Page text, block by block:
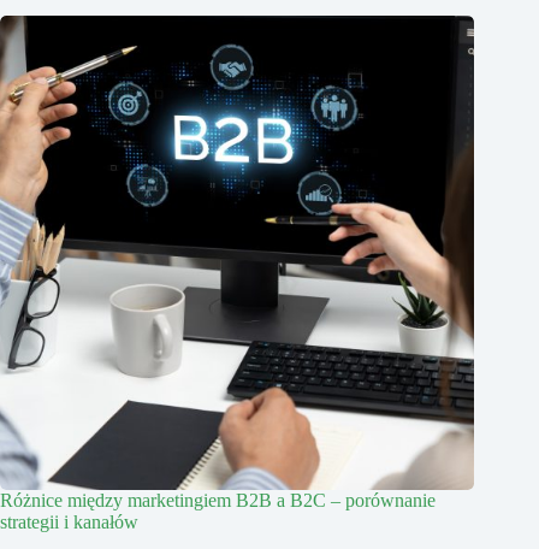
Różnice między marketingiem B2B a B2C – porównanie
strategii i kanałów